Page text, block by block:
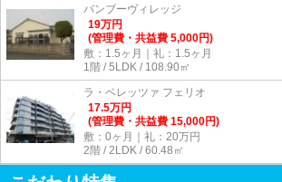
バンブーヴィレッジ
19万円
(管理費・共益費 5,000円)
敷：1.5ヶ月｜礼：1.5ヶ月
1階 / 5LDK / 108.90㎡
ラ・ベレッツァ フェリオ
17.5万円
(管理費・共益費 15,000円)
敷：0ヶ月｜礼：20万円
2階 / 2LDK / 60.48㎡